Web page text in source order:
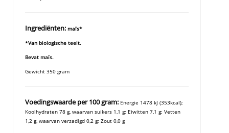
Ingrediënten: maïs*
*Van biologische teelt.
Bevat maïs.
Gewicht 350 gram
Voedingswaarde per 100 gram: Energie 1478 kJ (353kcal);
Koolhydraten 78 g, waarvan suikers 1,1 g; Eiwitten 7,1 g; Vetten
1,2 g, waarvan verzadigd 0,2 g; Zout 0,0 g